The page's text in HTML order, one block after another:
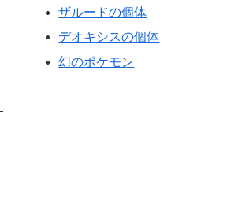
ザルードの個体
デオキシスの個体
幻のポケモン